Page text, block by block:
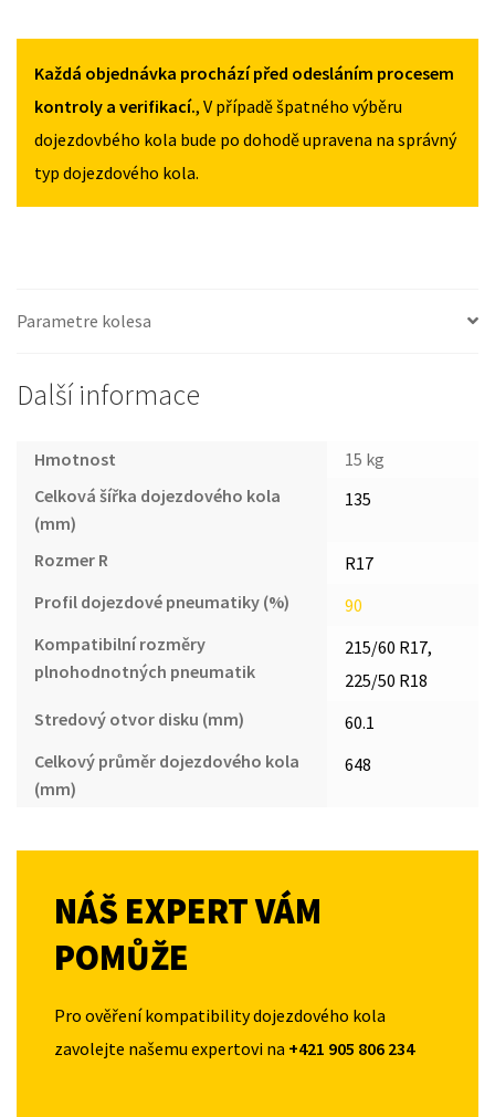
OD
2020
135/80R17
Každá objednávka prochází před odesláním procesem
kontroly a verifikací., V případě špatného výběru
dojezdovbého kola bude po dohodě upravena na správný
typ dojezdového kola.
Parametre kolesa
Další informace
Hmotnost
15 kg
Celková šířka dojezdového kola
(mm)
135
Rozmer R
R17
Profil dojezdové pneumatiky (%)
90
Kompatibilní rozměry
plnohodnotných pneumatik
215/60 R17,
225/50 R18
Stredový otvor disku (mm)
60.1
Celkový průměr dojezdového kola
(mm)
648
NÁŠ EXPERT VÁM
POMŮŽE
Pro ověření kompatibility dojezdového kola
zavolejte našemu expertovi na +421 905 806 234